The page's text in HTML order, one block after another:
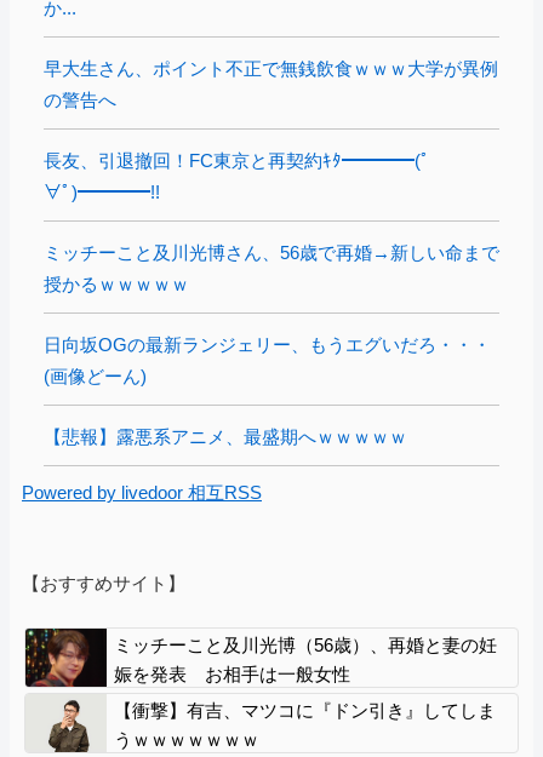
か...
早大生さん、ポイント不正で無銭飲食ｗｗｗ大学が異例
の警告へ
長友、引退撤回！FC東京と再契約ｷﾀ━━━━(ﾟ
∀ﾟ)━━━━!!
ミッチーこと及川光博さん、56歳で再婚→新しい命まで
授かるｗｗｗｗｗ
日向坂OGの最新ランジェリー、もうエグいだろ・・・
(画像どーん)
【悲報】露悪系アニメ、最盛期へｗｗｗｗｗ
Powered by livedoor 相互RSS
【おすすめサイト】
ミッチーこと及川光博（56歳）、再婚と妻の妊
娠を発表 お相手は一般女性
【衝撃】有吉、マツコに『ドン引き』してしま
うｗｗｗｗｗｗｗ